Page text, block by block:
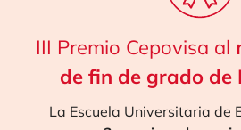
III Premio Cepovisa al
de fin de grado de
La Escuela Universitaria de